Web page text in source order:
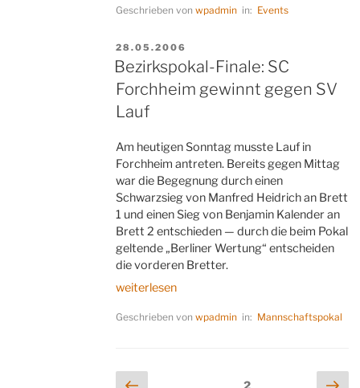
Geschrieben vonwpadmin in: Events
VERÖFFENTLICHT
AM
28.05.2006
Bezirkspokal-Finale: SC
Forchheim gewinnt gegen SV
Lauf
Am heutigen Sonntag musste Lauf in
Forchheim antreten. Bereits gegen Mittag
war die Begegnung durch einen
Schwarzsieg von Manfred Heidrich an Brett
1 und einen Sieg von Benjamin Kalender an
Brett 2 entschieden — durch die beim Pokal
geltende „Berliner Wertung“ entscheiden
die vorderen Bretter.
„Bezirkspokal-
SC
gegen
weiterlesen
Geschrieben vonwpadmin in: Mannschaftspokal
Seitennummerierung
Seite2